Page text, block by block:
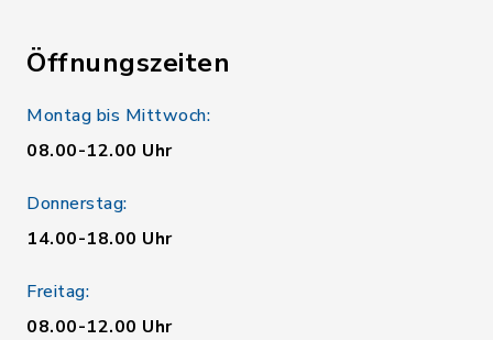
Öffnungszeiten
Montag bis Mittwoch:
08.00-12.00 Uhr
Donnerstag:
14.00-18.00 Uhr
Freitag:
08.00-12.00 Uhr